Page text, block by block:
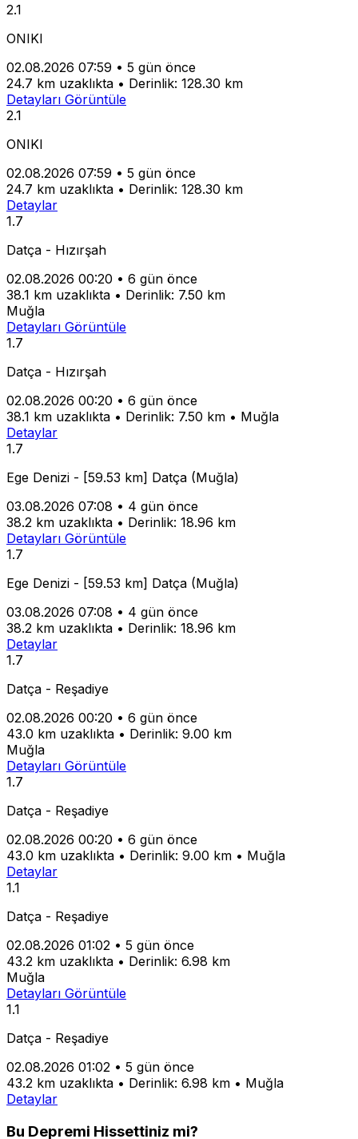
2.1
ONIKI
02.08.2026 07:59 • 5 gün önce
24.7 km uzaklıkta • Derinlik: 128.30 km
Detayları Görüntüle
2.1
ONIKI
02.08.2026 07:59 • 5 gün önce
24.7 km uzaklıkta • Derinlik: 128.30 km
Detaylar
1.7
Datça - Hızırşah
02.08.2026 00:20 • 6 gün önce
38.1 km uzaklıkta • Derinlik: 7.50 km
Muğla
Detayları Görüntüle
1.7
Datça - Hızırşah
02.08.2026 00:20 • 6 gün önce
38.1 km uzaklıkta • Derinlik: 7.50 km • Muğla
Detaylar
1.7
Ege Denizi - [59.53 km] Datça (Muğla)
03.08.2026 07:08 • 4 gün önce
38.2 km uzaklıkta • Derinlik: 18.96 km
Detayları Görüntüle
1.7
Ege Denizi - [59.53 km] Datça (Muğla)
03.08.2026 07:08 • 4 gün önce
38.2 km uzaklıkta • Derinlik: 18.96 km
Detaylar
1.7
Datça - Reşadiye
02.08.2026 00:20 • 6 gün önce
43.0 km uzaklıkta • Derinlik: 9.00 km
Muğla
Detayları Görüntüle
1.7
Datça - Reşadiye
02.08.2026 00:20 • 6 gün önce
43.0 km uzaklıkta • Derinlik: 9.00 km • Muğla
Detaylar
1.1
Datça - Reşadiye
02.08.2026 01:02 • 5 gün önce
43.2 km uzaklıkta • Derinlik: 6.98 km
Muğla
Detayları Görüntüle
1.1
Datça - Reşadiye
02.08.2026 01:02 • 5 gün önce
43.2 km uzaklıkta • Derinlik: 6.98 km • Muğla
Detaylar
Bu Depremi Hissettiniz mi?